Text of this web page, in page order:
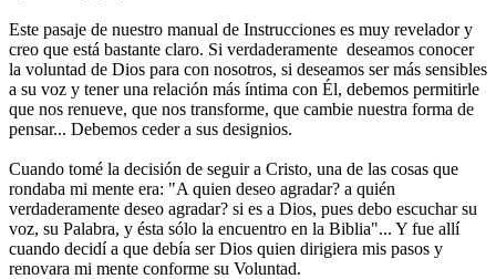
Este pasaje de nuestro manual de Instrucciones es muy revelador y
creo que está bastante claro. Si verdaderamente deseamos conocer
la voluntad de Dios para con nosotros, si deseamos ser más sensibles
a su voz y tener una relación más íntima con Él, debemos permitirle
que nos renueve, que nos transforme, que cambie nuestra forma de
pensar... Debemos ceder a sus designios.
Cuando tomé la decisión de seguir a Cristo, una de las cosas que
rondaba mi mente era: "A quien deseo agradar? a quién
verdaderamente deseo agradar? si es a Dios, pues debo escuchar su
voz, su Palabra, y ésta sólo la encuentro en la Biblia"... Y fue allí
cuando decidí a que debía ser Dios quien dirigiera mis pasos y
renovara mi mente conforme su Voluntad.